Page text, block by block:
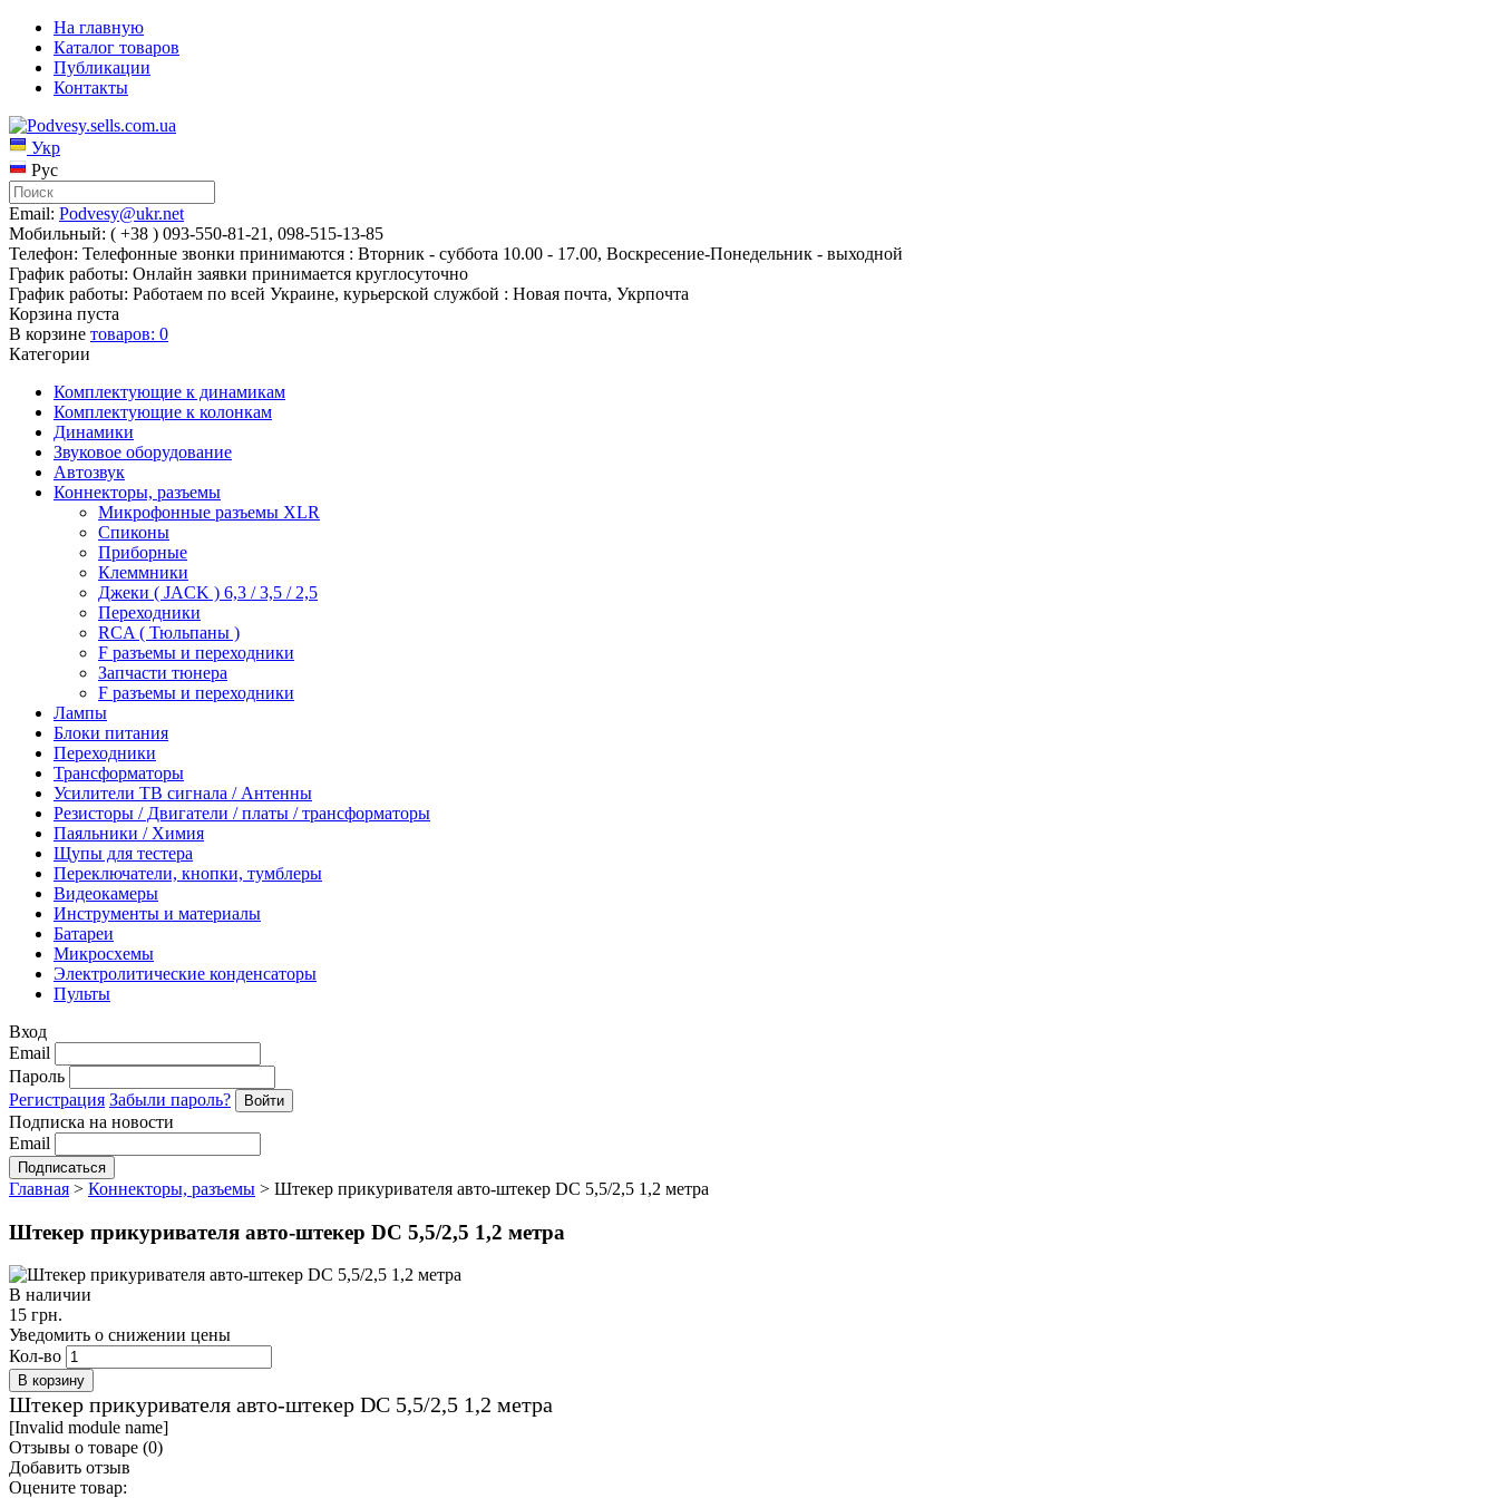
На главную
Каталог товаров
Публикации
Контакты
Укр
Рус
Email: Podvesy@ukr.net
Мобильный: ( +38 ) 093-550-81-21, 098-515-13-85
Телефон: Телефонные звонки принимаются : Вторник - суббота 10.00 - 17.00, Воскресение-Понедельник - выходной
График работы: Онлайн заявки принимается круглосуточно
График работы: Работаем по всей Украине, курьерской службой : Новая почта, Укрпочта
Корзина пуста
В корзине товаров: 0
Категории
Комплектующие к динамикам
Комплектующие к колонкам
Динамики
Звуковое оборудование
Автозвук
Коннекторы, разъемы
Микрофонные разъемы XLR
Спиконы
Приборные
Клеммники
Джеки ( JACK ) 6,3 / 3,5 / 2,5
Переходники
RCA ( Тюльпаны )
F разъемы и переходники
Запчасти тюнера
F разъемы и переходники
Лампы
Блоки питания
Переходники
Трансформаторы
Усилители ТВ сигнала / Антенны
Резисторы / Двигатели / платы / трансформаторы
Паяльники / Химия
Щупы для тестера
Переключатели, кнопки, тумблеры
Видеокамеры
Инструменты и материалы
Батареи
Микросхемы
Электролитические конденсаторы
Пульты
Вход
Email
Пароль
Регистрация Забыли пароль?
Подписка на новости
Email
Главная > Коннекторы, разъемы > Штекер прикуривателя авто-штекер DC 5,5/2,5 1,2 метра
Штекер прикуривателя авто-штекер DC 5,5/2,5 1,2 метра
В наличии
15 грн.
Уведомить о снижении цены
Кол-во
Штекер прикуривателя авто-штекер DC 5,5/2,5 1,2 метра
[Invalid module name]
Отзывы о товаре (0)
Добавить отзыв
Оцените товар: